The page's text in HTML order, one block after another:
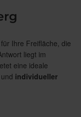
für Ihre Freifläche, die
liegt im
eine ideale
und individueller